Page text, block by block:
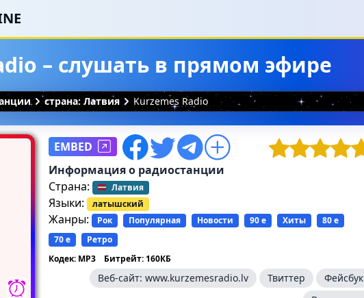
– слушать в прямом эфире
страна: Латвия Kurzemes Radio
EMBED
Информация о радиостанции
Страна:
Латвия
Языки: латышский
Жанры: Рок Популярная Новости 90 е Хиты
80 е
70 е
Ретро
Кодек: MP3
Битрейт: 160КБ
Веб-сайт: www.kurzemesradio.lv Твиттер
Фейсбук